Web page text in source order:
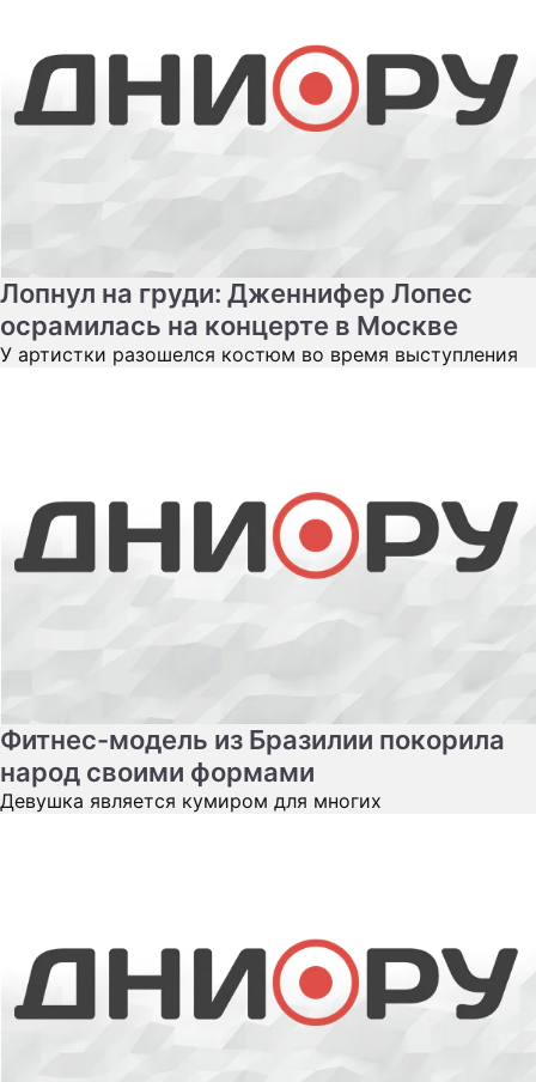
Лопнул на груди: Дженнифер Лопес
осрамилась на концерте в Москве
У артистки разошелся костюм во время выступления
Фитнес-модель из Бразилии покорила
народ своими формами
Девушка является кумиром для многих